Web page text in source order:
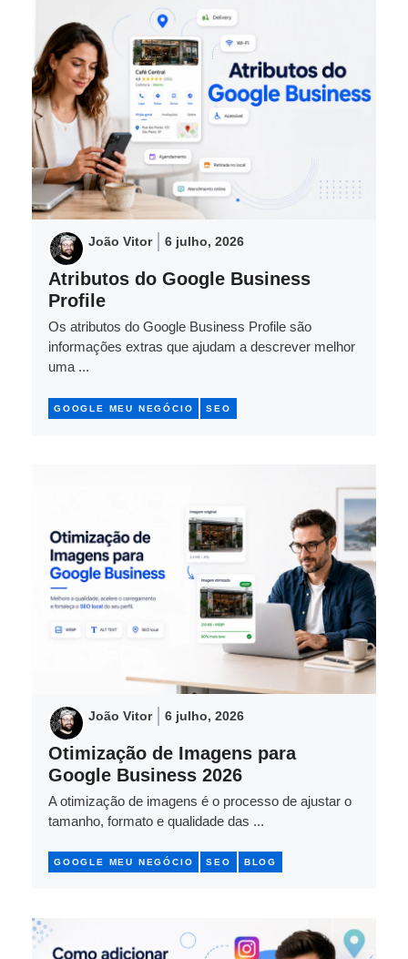
João Vitor 6 julho, 2026
Atributos do Google Business
Profile
Os atributos do Google Business Profile são
informações extras que ajudam a descrever melhor
uma ...
GOOGLE MEU NEGÓCIO SEO
João Vitor 6 julho, 2026
Otimização de Imagens para
Google Business 2026
A otimização de imagens é o processo de ajustar o
tamanho, formato e qualidade das ...
GOOGLE MEU NEGÓCIO SEO BLOG